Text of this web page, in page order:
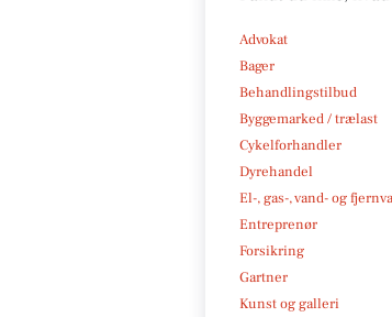
Advokat
Bager
Behandlingstilbud
Byggemarked / trælast
Cykelforhandler
Dyrehandel
El-, gas-, vand- og
Entreprenør
Forsikring
Gartner
Kunst og galleri